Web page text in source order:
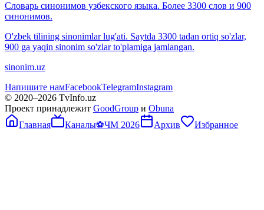
Словарь синонимов узбекского языка. Более 3300 слов и 900
синонимов.
O'zbek tilining sinonimlar lug'ati. Saytda 3300 tadan ortiq so'zlar,
900 ga yaqin sinonim so'zlar to'plamiga jamlangan.
sinonim.uz
Напишите намFacebookTelegramInstagram
© 2020–2026 TvInfo.uz
Проект принадлежит GoodGroup и Obuna
Главная
Каналы⚽ЧМ 2026 Архив Избранное